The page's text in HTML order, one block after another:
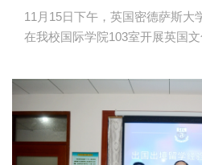
11月15日下午，英国密德萨斯大
在我校国际学院103室开展英国
加了讲座。 Hong Woo向大家介绍了英国密德萨斯大
学。它是一所英国综合性国立大
2018泰晤士英国最佳大学排名中
第53位，世界排名前500。学校
质精湛，课程质量优越，毕业生